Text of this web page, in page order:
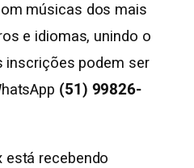
músicas dos mais
e idiomas, unindo o
inscrições podem ser
(51) 99826-
está recebendo